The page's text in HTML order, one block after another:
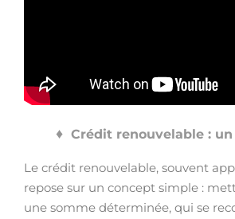
Crédit renouvelable :
Le crédit renouvelable, souvent
repose sur un concept simple :
une somme déterminée, qui se